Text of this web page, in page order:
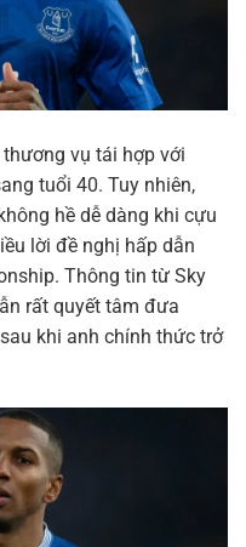
vụ tái hợp với
tuổi 40. Tuy nhiên,
hề dễ dàng khi cựu
lời đề nghị hấp dẫn
Thông tin từ Sky
rất quyết tâm đưa
khi anh chính thức trở